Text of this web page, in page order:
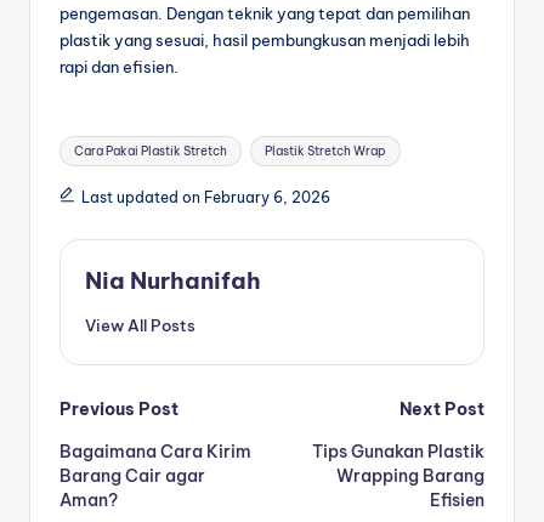
pengemasan. Dengan teknik yang tepat dan pemilihan
plastik yang sesuai, hasil pembungkusan menjadi lebih
rapi dan efisien.
Cara Pakai Plastik Stretch Plastik Stretch Wrap
Last updated on February 6, 2026
Nia Nurhanifah
View All Posts
Previous Post
Bagaimana Cara Kirim
Barang Cair agar
Aman?
Next Post
Tips Gunakan Plastik
Wrapping Barang
Efisien